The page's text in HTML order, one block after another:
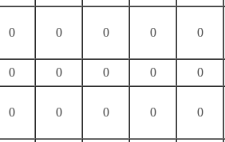
0 0 0 0 0
0 0 0 0 0
0 0 0 0 0